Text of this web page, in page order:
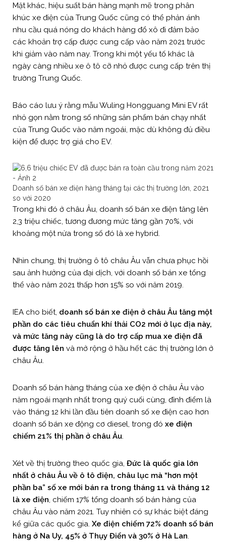
Mặt khác, hiệu suất bán hàng mạnh mẽ trong phân
khúc xe điện của Trung Quốc cũng có thể phản ánh
nhu cầu quá nóng do khách hàng đổ xô đi đảm bảo
các khoản trợ cấp được cung cấp vào năm 2021 trước
khi giảm vào năm nay. Trong khi một yếu tố khác là
ngày càng nhiều xe ô tô cỡ nhỏ được cung cấp trên thị
trường Trung Quốc.
Báo cáo lưu ý rằng mẫu Wuling Hongguang Mini EV rất
nhỏ gọn nằm trong số những sản phẩm bán chạy nhất
của Trung Quốc vào năm ngoái, mặc dù không đủ điều
kiện để được trợ giá cho EV.
Doanh số bán xe điện hàng tháng tại các thị trường lớn, 2021
so với 2020
Trong khi đó ở châu Âu, doanh số bán xe điện tăng lên
2,3 triệu chiếc, tương đương mức tăng gần 70%, với
khoảng một nửa trong số đó là xe hybrid.
Nhìn chung, thị trường ô tô châu Âu vẫn chưa phục hồi
sau ảnh hưởng của đại dịch, với doanh số bán xe tổng
thể vào năm 2021 thấp hơn 15% so với năm 2019.
IEA cho biết, doanh số bán xe điện ở châu Âu tăng một
phần do các tiêu chuẩn khí thải CO2 mới ở lục địa này,
và mức tăng này cũng là do trợ cấp mua xe điện đã
được tăng lên và mở rộng ở hầu hết các thị trường lớn ở
châu Âu.
Doanh số bán hàng tháng của xe điện ở châu Âu vào
năm ngoái mạnh nhất trong quý cuối cùng, đỉnh điểm là
vào tháng 12 khi lần đầu tiên doanh số xe điện cao hơn
doanh số bán xe động cơ diesel, trong đó xe điện
chiếm 21% thị phần ở châu Âu.
Xét về thị trường theo quốc gia, Đức là quốc gia lớn
nhất ở châu Âu về ô tô điện, châu lục mà “hơn một
phần ba” số xe mới bán ra trong tháng 11 và tháng 12
là xe điện, chiếm 17% tổng doanh số bán hàng của
châu Âu vào năm 2021. Tuy nhiên có sự khác biệt đáng
kể giữa các quốc gia. Xe điện chiếm 72% doanh số bán
hàng ở Na Uy, 45% ở Thụy Điển và 30% ở Hà Lan.